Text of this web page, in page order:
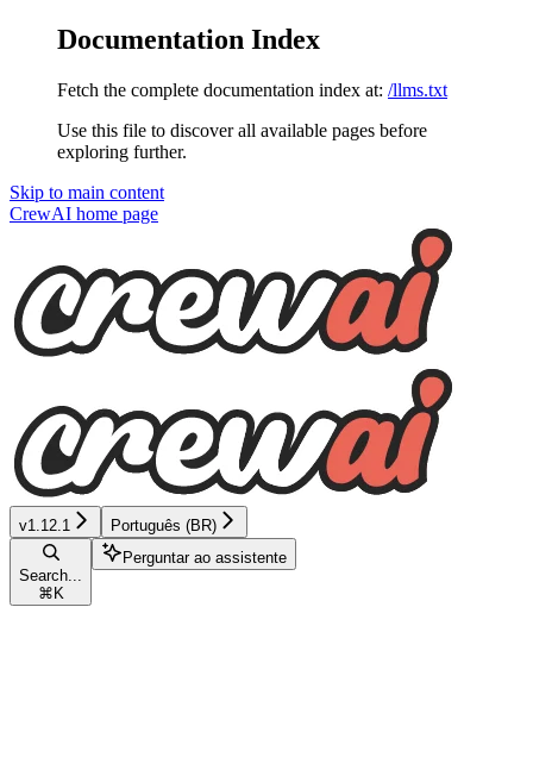
Documentation Index
Fetch the complete documentation index at: /llms.txt
Use this file to discover all available pages before
exploring further.
Skip to main content
CrewAI home page
v1.12.1 Português (BR)
Search...
⌘ K
Perguntar ao assistente